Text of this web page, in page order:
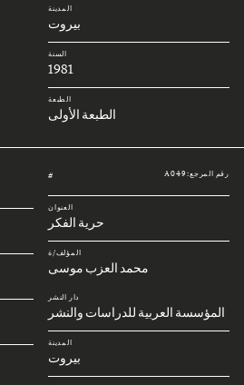
المدينة
بيروت
السنة
1981
الطبعة
الطبعة الأولى
رقم المرجع: A049 #
العنوان
حرية الفكر
المؤلف/ة
محمد العزب موسى
دار النشر
المؤسسة العربية للدراسات والنشر
المدينة
بيروت